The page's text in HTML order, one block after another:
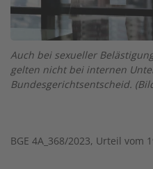
Auch bei sexueller
gelten nicht bei internen
Bundesgerichtsentscheid.
BGE 4A_368/2023, Urteil vom